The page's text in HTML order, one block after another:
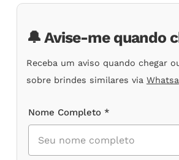
clientes
🔔 Avise-me quando
Receba um aviso quando chegar
sobre brindes similares via
Nome Completo *